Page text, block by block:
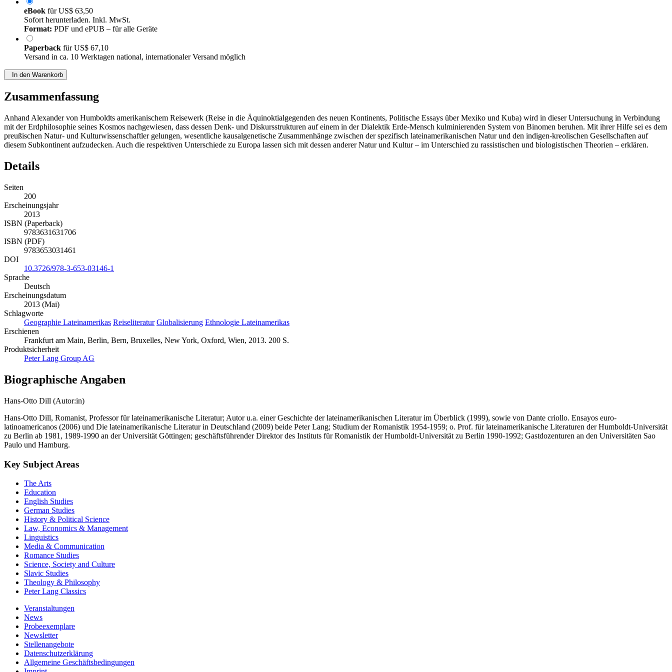
eBook fürUS$ 63,50
Sofort herunterladen. Inkl. MwSt.
Format: PDF und ePUB – für alle Geräte
Paperback fürUS$ 67,10
Versand in ca. 10 Werktagen national, internationaler Versand möglich
In den Warenkorb
Zusammenfassung
Anhand Alexander von Humboldts amerikanischem Reisewerk (Reise in die Äquinoktialgegenden des neuen Kontinents, Politische Essays über Mexiko und Kuba) wird in dieser Untersuchung in Verbindung
mit der Erdphilosophie seines Kosmos nachgewiesen, dass dessen Denk- und Diskursstrukturen auf einem in der Dialektik Erde-Mensch kulminierenden System von Binomen beruhen. Mit ihrer Hilfe sei es dem
preußischen Natur- und Kulturwissenschaftler gelungen, wesentliche kausalgenetische Zusammenhänge zwischen der spezifisch lateinamerikanischen Natur und den indigen-kreolischen Gesellschaften auf
diesem Subkontinent aufzudecken. Auch die respektiven Unterschiede zu Europa lassen sich mit dessen anderer Natur und Kultur – im Unterschied zu rassistischen und biologistischen Theorien – erklären.
Details
Seiten
200
Erscheinungsjahr
2013
ISBN (Paperback)
9783631631706
ISBN (PDF)
9783653031461
DOI
10.3726/978-3-653-03146-1
Sprache
Deutsch
Erscheinungsdatum
2013 (Mai)
Schlagworte
Geographie Lateinamerikas Reiseliteratur Globalisierung Ethnologie Lateinamerikas
Erschienen
Frankfurt am Main, Berlin, Bern, Bruxelles, New York, Oxford, Wien, 2013. 200 S.
Produktsicherheit
Peter Lang Group AG
Biographische Angaben
Hans-Otto Dill (Autor:in)
Hans-Otto Dill, Romanist, Professor für lateinamerikanische Literatur; Autor u.a. einer Geschichte der lateinamerikanischen Literatur im Überblick (1999), sowie von Dante criollo. Ensayos euro-
latinoamericanos (2006) und Die lateinamerikanische Literatur in Deutschland (2009) beide Peter Lang; Studium der Romanistik 1954-1959; o. Prof. für lateinamerikanische Literaturen der Humboldt-Universität
zu Berlin ab 1981, 1989-1990 an der Universität Göttingen; geschäftsführender Direktor des Instituts für Romanistik der Humboldt-Universität zu Berlin 1990-1992; Gastdozenturen an den Universitäten Sao
Paulo und Hamburg.
Key Subject Areas
The Arts
Education
English Studies
German Studies
History & Political Science
Law, Economics & Management
Linguistics
Media & Communication
Romance Studies
Science, Society and Culture
Slavic Studies
Theology & Philosophy
Peter Lang Classics
Veranstaltungen
News
Probeexemplare
Newsletter
Stellenangebote
Datenschutzerklärung
Allgemeine Geschäftsbedingungen